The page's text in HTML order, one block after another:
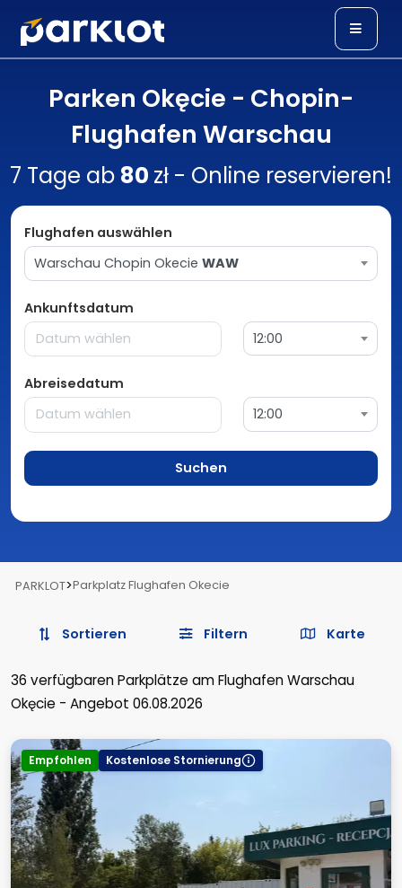
Parken Okęcie - Chopin-
Flughafen Warschau
7 Tage ab 80 zł - Online reservieren!
Flughafen auswählen
Warschau Chopin Okecie WAW
Ankunftsdatum
12:00
Abreisedatum
12:00
Suchen
PARKLOT>Parkplatz Flughafen Okecie
Sortieren Filtern Karte
36 verfügbaren Parkplätze am Flughafen Warschau
Okęcie - Angebot 06.08.2026
Empfohlen Kostenlose Stornierung